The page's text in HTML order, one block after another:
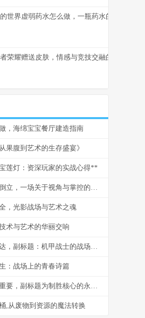
世界虚弱药水怎么做，一瓶药水的救赎之
荣耀赠送皮肤，情感与竞技交融的独特纽带
，海绵宝宝餐厅建造指南
果腹到艺术的生存盛宴》
莲灯：资深玩家的实战心得**
**我的世界自己怎么倒立，一场关于视角与掌控的哲学戏谑**
，光影战场与艺术之魂
术与艺术的华丽交响
如何操控和平精英高达，副标题：机甲战士的战场生存法则
：战场上的青春诗篇
在和平精英里什么最重要，副标题为制胜核心的永恒追问
,从废物到资源的魔法转换